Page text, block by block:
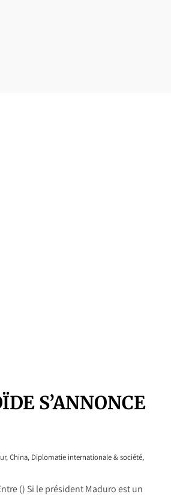
S’ANNONCE
,China, Diplomatie internationale & société,
() Si le président Maduro est un